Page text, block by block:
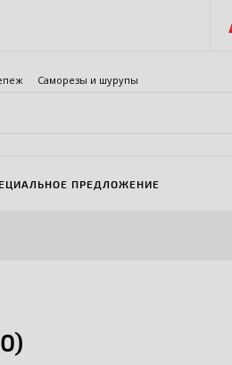
Саморезы и шурупы
ПРЕДЛОЖЕНИЕ